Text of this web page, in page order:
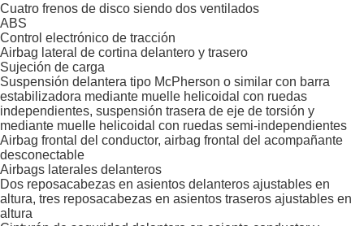
Cuatro frenos de disco siendo dos ventilados
ABS
Control electrónico de tracción
Airbag lateral de cortina delantero y trasero
Sujeción de carga
Suspensión delantera tipo McPherson o similar con barra
estabilizadora mediante muelle helicoidal con ruedas
independientes, suspensión trasera de eje de torsión y
mediante muelle helicoidal con ruedas semi-independientes
Airbag frontal del conductor, airbag frontal del acompañante
desconectable
Airbags laterales delanteros
Dos reposacabezas en asientos delanteros ajustables en
altura, tres reposacabezas en asientos traseros ajustables en
altura